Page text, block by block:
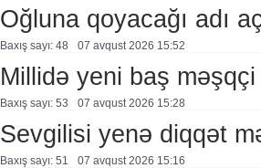
Oğluna qoyacağı adı
Baxış sayı: 48 07 avqust 2026 15:52
Millidə yeni baş məşqçi
Baxış sayı: 53 07 avqust 2026 15:28
Sevgilisi yenə diqqət
Baxış sayı: 51 07 avqust 2026 15:16